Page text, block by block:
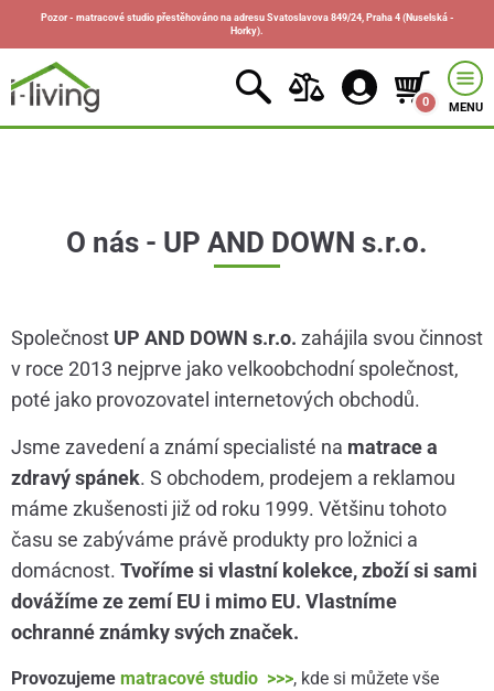
Pozor - matracové studio přestěhováno na adresu Svatoslavova 849/24, Praha 4 (Nuselská -
Horky).
0 MENU
O nás - UP AND DOWN s.r.o.
Společnost UP AND DOWN s.r.o. zahájila svou činnost
v roce 2013 nejprve jako velkoobchodní společnost,
poté jako provozovatel internetových obchodů.
Jsme zavedení a známí specialisté na matrace a
zdravý spánek. S obchodem, prodejem a reklamou
máme zkušenosti již od roku 1999. Většinu tohoto
času se zabýváme právě produkty pro ložnici a
domácnost. Tvoříme si vlastní kolekce, zboží si sami
dovážíme ze zemí EU i mimo EU. Vlastníme
ochranné známky svých značek.
Provozujeme matracové studio >>>, kde si můžete vše